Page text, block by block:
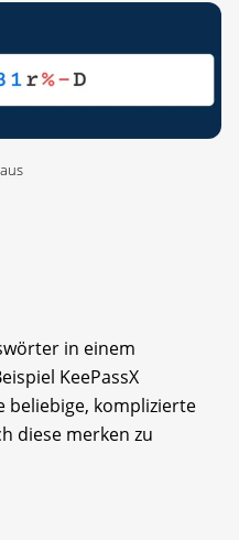
in einem
KeePassX
beliebige, komplizierte
diese merken zu